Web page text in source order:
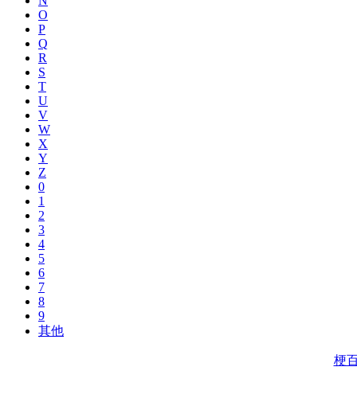
O
P
Q
R
S
T
U
V
W
X
Y
Z
0
1
2
3
4
5
6
7
8
9
其他
梗